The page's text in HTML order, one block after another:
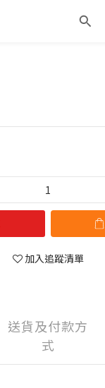
加入追蹤清單
送貨及付款方
式